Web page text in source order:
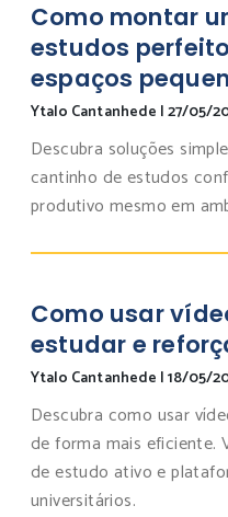
Como montar
estudos
espaços
Ytalo Cantanhede |27/05/
Descubra soluções
cantinho de estudos
produtivo mesmo em
Como usar
estudar e
Ytalo Cantanhede |18/05/
Descubra como usar
de forma mais eficiente.
de estudo ativo e
universitários.